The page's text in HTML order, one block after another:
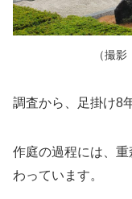
（撮
調査から、足掛け8
作庭の過程には、
わっています。